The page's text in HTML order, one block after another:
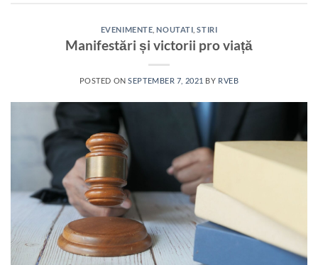
EVENIMENTE ,NOUTATI ,STIRI
Manifestări și victorii pro viață
POSTED ONSEPTEMBER 7, 2021 BY RVEB